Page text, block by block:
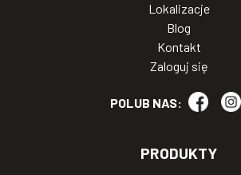
Lokalizacje
Blog
Kontakt
Zaloguj się
POLUB NAS:
PRODUKTY